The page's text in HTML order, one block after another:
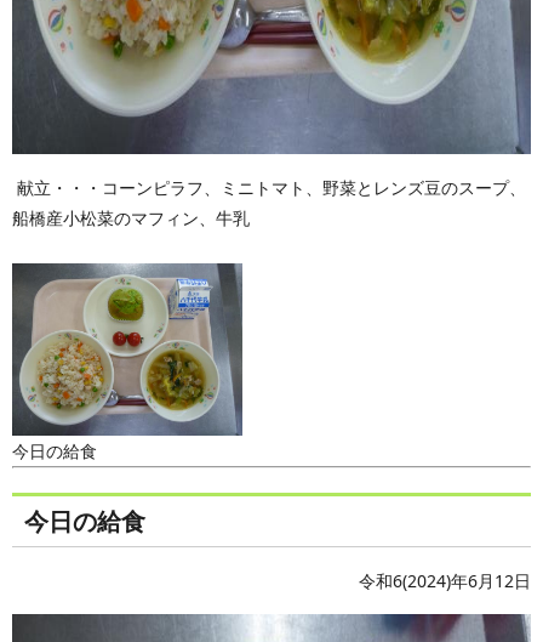
献立・・・コーンピラフ、ミニトマト、野菜とレンズ豆のスープ、
船橋産小松菜のマフィン、牛乳
今日の給食
今日の給食
令和6(2024)年6月12日